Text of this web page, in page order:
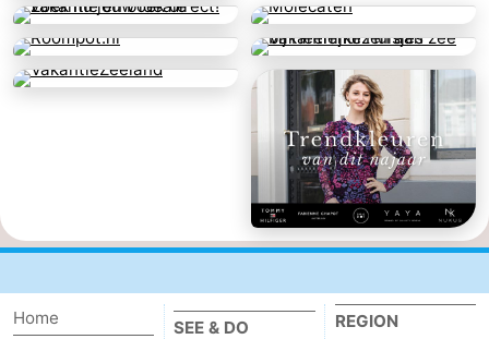
breakfasts)
Cottages
-
Julianahoeve
-
Home
SEE & DO
REGION